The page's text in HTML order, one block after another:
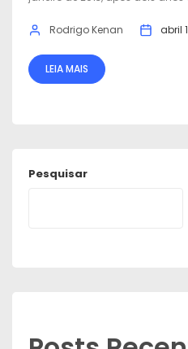
Rodrigo Kenan abril
LEIA MAIS
Pesquisar